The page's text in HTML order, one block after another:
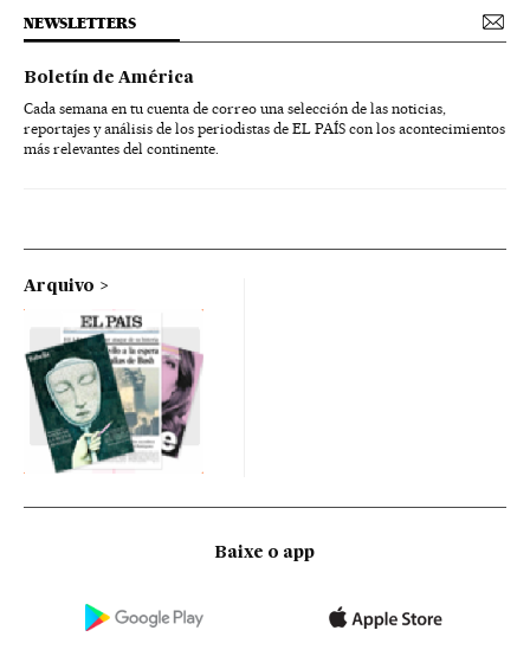
NEWSLETTERS
Boletín de América
Cada semana en tu cuenta de correo una selección de las noticias,
reportajes y análisis de los periodistas de EL PAÍS con los acontecimientos
más relevantes del continente.
Arquivo
Baixe o app